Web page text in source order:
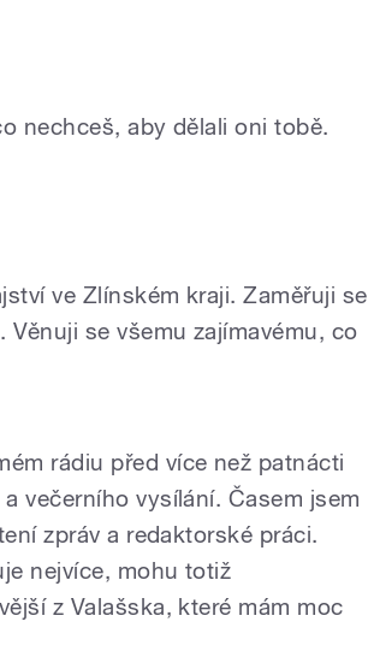
nechceš, aby dělali oni tobě.
ve Zlínském kraji. Zaměřuji se
se všemu zajímavému, co
rádiu před více než patnácti
večerního vysílání. Časem jsem
zpráv a redaktorské práci.
nejvíce, mohu totiž
z Valašska, které mám moc